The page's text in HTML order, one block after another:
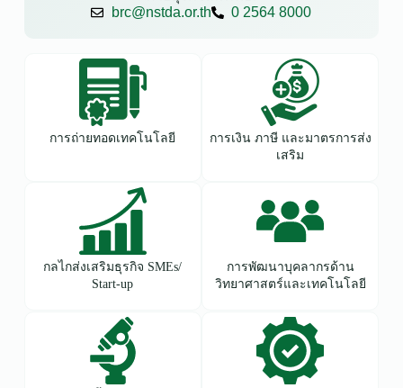
brc@nstda.or.th
0 2564 8000
การถ่ายทอดเทคโนโลยี
การเงิน ภาษี และมาตรการส่ง
เสริม
กลไกส่งเสริมธุรกิจ SMEs/
Start-up
การพัฒนาบุคลากรด้าน
วิทยาศาสตร์และเทคโนโลยี